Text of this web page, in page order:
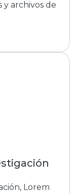
archivos de
Lorem